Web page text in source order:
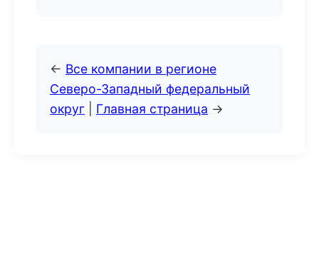
← Все компании в регионе
Северо-Западный федеральный
округ
Главная страница →